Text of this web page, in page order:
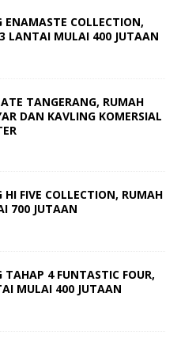
ENAMASTE COLLECTION,
LANTAI MULAI 400 JUTAAN
TANGERANG, RUMAH
DAN KAVLING KOMERSIAL
HI FIVE COLLECTION, RUMAH
700 JUTAAN
TAHAP 4 FUNTASTIC FOUR,
MULAI 400 JUTAAN